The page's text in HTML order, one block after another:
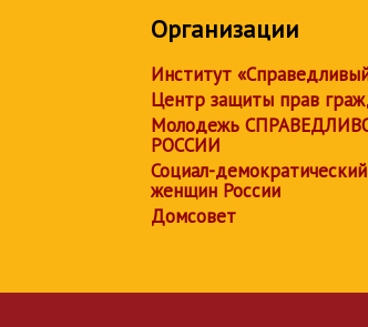
Организации
Институт
Центр защиты прав
Молодежь
РОССИИ
Социал-
женщин России
Домсовет